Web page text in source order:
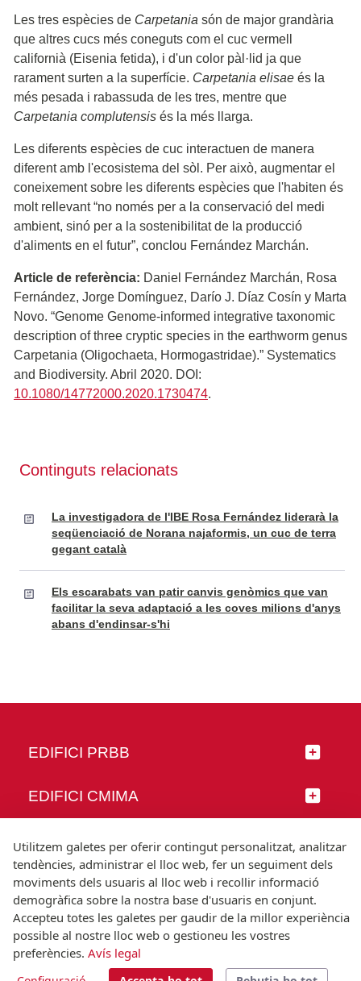
Les tres espècies de Carpetania són de major grandària
que altres cucs més coneguts com el cuc vermell
californià (Eisenia fetida), i d'un color pàl·lid ja que
rarament surten a la superfície. Carpetania elisae és la
més pesada i rabassuda de les tres, mentre que
Carpetania complutensis és la més llarga.
Les diferents espècies de cuc interactuen de manera
diferent amb l'ecosistema del sòl. Per això, augmentar el
coneixement sobre les diferents espècies que l'habiten és
molt rellevant “no només per a la conservació del medi
ambient, sinó per a la sostenibilitat de la producció
d'aliments en el futur”, conclou Fernández Marchán.
Article de referència: Daniel Fernández Marchán, Rosa
Fernández, Jorge Domínguez, Darío J. Díaz Cosín y Marta
Novo. “Genome Genome-informed integrative taxonomic
description of three cryptic species in the earthworm genus
Carpetania (Oligochaeta, Hormogastridae).” Systematics
and Biodiversity. Abril 2020. DOI:
10.1080/14772000.2020.1730474.
Continguts relacionats
La investigadora de l'IBE Rosa Fernández liderarà la
seqüenciació de Norana najaformis, un cuc de terra
gegant català
Els escarabats van patir canvis genòmics que van
facilitar la seva adaptació a les coves milions d'anys
abans d'endinsar-s'hi
EDIFICI PRBB
EDIFICI CMIMA
SEGUEIX-NOS
© Universitat Pompeu Fabra
Barcelona
T.(+34) 93 542 20 00
Utilitzem galetes per oferir contingut personalitzat, analitzar
tendències, administrar el lloc web, fer un seguiment dels
moviments dels usuaris al lloc web i recollir informació
demogràfica sobre la nostra base d'usuaris en conjunt.
Accepteu totes les galetes per gaudir de la millor experiència
possible al nostre lloc web o gestioneu les vostres
preferències. Avís legal